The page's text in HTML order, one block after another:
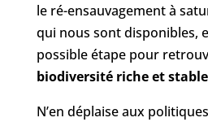
le ré-ensauvagement à
qui nous sont disponibles,
possible étape pour
biodiversité riche et stable
N’en déplaise aux